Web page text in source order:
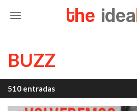
the idea
BUZZ
510 entradas